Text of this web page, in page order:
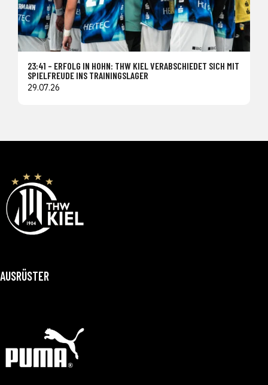
23:41 – ERFOLG IN HOHN: THW KIEL VERABSCHIEDET SICH MIT
SPIELFREUDE INS TRAININGSLAGER
29.07.26
AUSRÜSTER